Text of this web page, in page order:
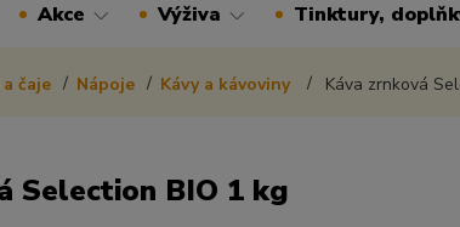
Akce Výživa Tinktury,
čaje Nápoje Kávy a kávoviny Káva zrnková
Selection BIO 1 kg